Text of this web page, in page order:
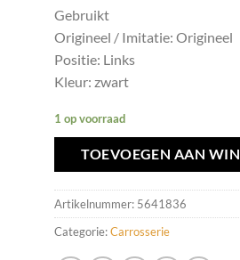
Gebruikt
Origineel / Imitatie: Origineel
Positie: Links
Kleur: zwart
1 op voorraad
TOEVOEGEN AAN
Artikelnummer: 5641836
Categorie:Carrosserie